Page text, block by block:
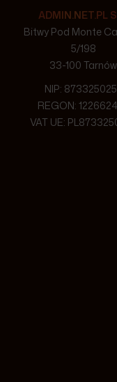
ADMIN.NET.PL
Bitwy Pod Monte
5/198
33-100 Tarnów
NIP:
REGON:
VAT UE: